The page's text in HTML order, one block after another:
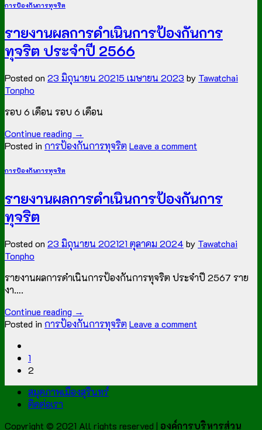
การป้องกันการทุจริต
รายงานผลการดำเนินการป้องกันการ
ทุจริต ประจำปี 2566
Posted on 23 มิถุนายน 20215 เมษายน 2023 by Tawatchai
Tonpho
รอบ 6 เดือน รอบ 6 เดือน
Continue reading →
Posted in การป้องกันการทุจริต Leave a comment
การป้องกันการทุจริต
รายงานผลการดำเนินการป้องกันการ
ทุจริต
Posted on 23 มิถุนายน 202121 ตุลาคม 2024 by Tawatchai
Tonpho
รายงานผลการดำเนินการป้องกันการทุจริต ประจำปี 2567 ราย
งา….
Continue reading →
Posted in การป้องกันการทุจริต Leave a comment
1
2
สมุดภาพเมืองสุรินทร์
ติดต่อเรา
Copyright © 2021 All rights reserved | องค์การบริหารส่วน